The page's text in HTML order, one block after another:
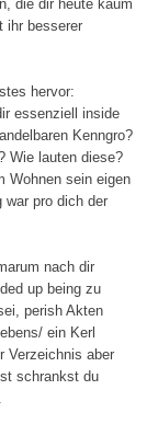
die dir heute kaum
ihr besserer
hervor:
essenziell inside
Kenngro?
Wie lauten diese?
Wohnen sein eigen
war pro dich der
nach dir
up being zu
perish Akten
ein Kerl
Verzeichnis aber
schrankst du